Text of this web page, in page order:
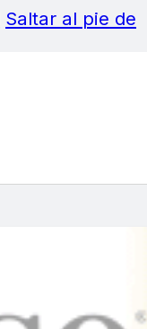
Saltar al pie de